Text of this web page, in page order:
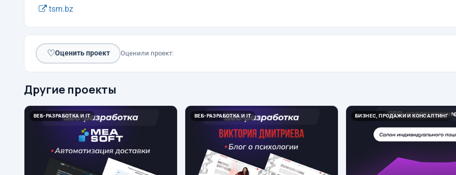
tsm.bz
♡Оценить проект Оценили проект:
Другие проекты
ВЕБ-РАЗРАБОТКА И IT ВЕБ-РАЗРАБОТКА И IT БИЗНЕС, ПРОДАЖИ И КОНСАЛТИНГ